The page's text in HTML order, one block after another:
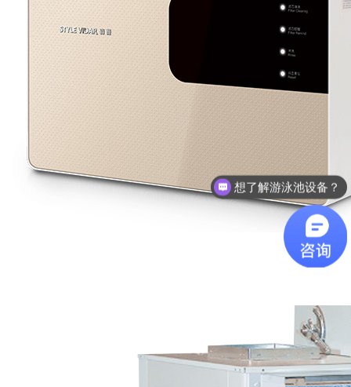
想了解游泳池设备？
咨询泳池设备价格